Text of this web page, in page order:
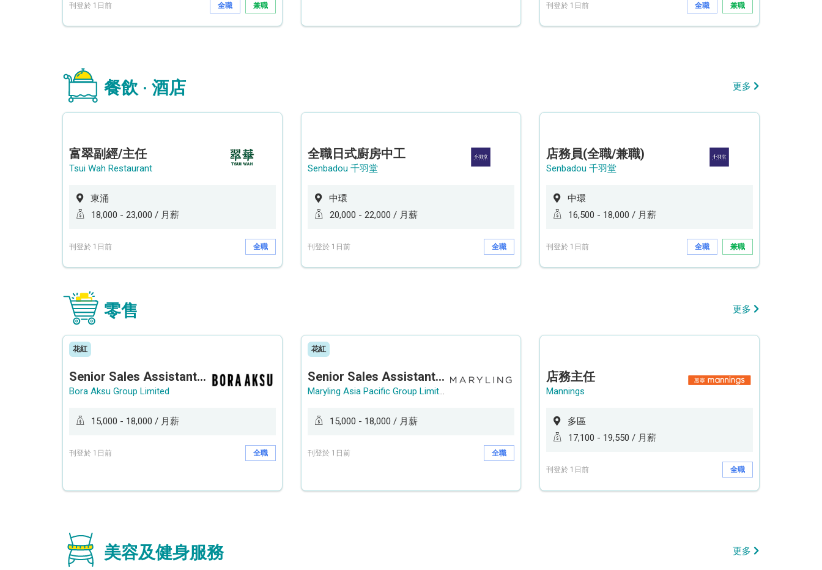
刊登於 1日前 全職 兼職 刊登於 1日前 全職 兼職
餐飲 · 酒店 更多
富翠副經/主任
Tsui Wah Restaurant
東涌
18,000 - 23,000 / 月薪
刊登於 1日前 全職
全職日式廚房中工
Senbadou 千羽堂
中環
20,000 - 22,000 / 月薪
刊登於 1日前 全職
店務員(全職/兼職)
Senbadou 千羽堂
中環
16,500 - 18,000 / 月薪
刊登於 1日前 全職 兼職
零售 更多
花紅
Senior Sales Assistant 資深銷售員 / Sales Assistant 銷售員
Bora Aksu Group Limited
15,000 - 18,000 / 月薪
刊登於 1日前 全職
花紅
Senior Sales Assistant 資深銷售員 / Sales Assistant 銷售員
Maryling Asia Pacific Group Limited
15,000 - 18,000 / 月薪
刊登於 1日前 全職
店務主任
Mannings
多區
17,100 - 19,550 / 月薪
刊登於 1日前 全職
美容及健身服務 更多